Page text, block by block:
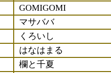
GOMIGOMI
マサババ
くろいし
はなはまる
欄と千夏